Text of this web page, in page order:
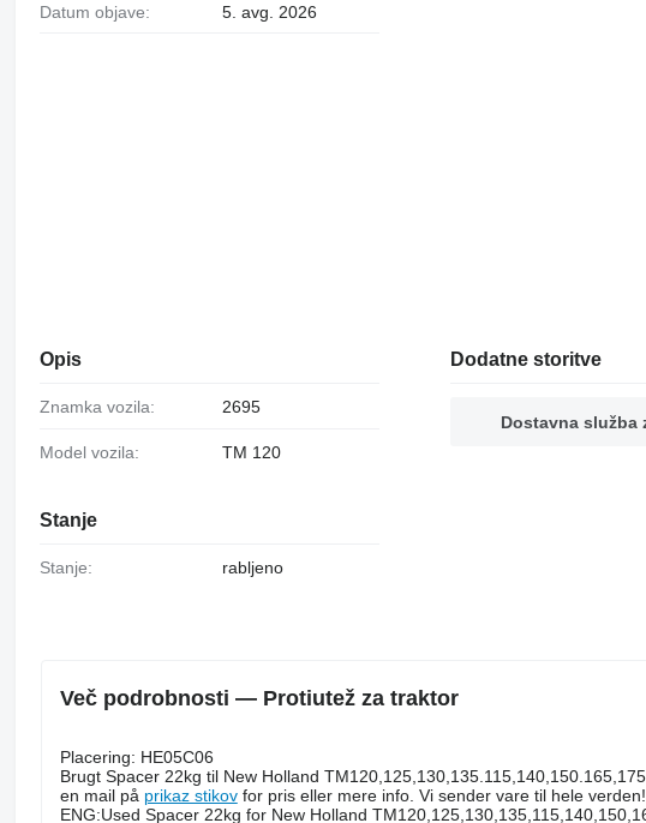
Datum objave: 5. avg. 2026
Opis
Znamka vozila: 2695
Model vozila: TM 120
Stanje
Stanje: rabljeno
Dodatne storitve
Dostavna služba
Več podrobnosti — Protiutež za traktor
Placering: HE05C06
Brugt Spacer 22kg til New Holland
en mail på prikaz stikovfor pris eller mere info. Vi sender vare til hele verden!
ENG:Used Spacer 22kg for New Holland